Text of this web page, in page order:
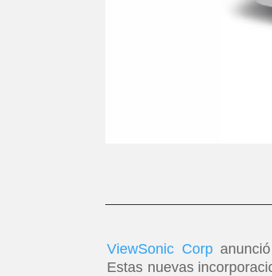
ViewSonic Corpanunció
Estas nuevas